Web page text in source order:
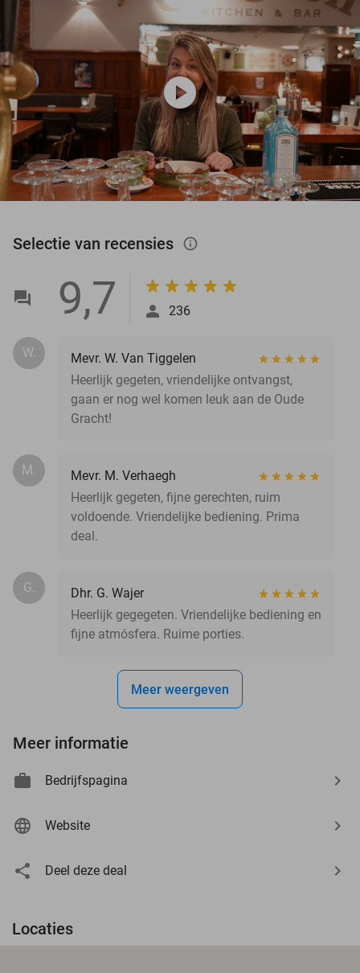
play_circle
Selectie van recensies info_outlined
9,7 236
W.
Mevr. W. Van Tiggelen
Heerlijk gegeten, vriendelijke ontvangst,
gaan er nog wel komen leuk aan de Oude
Gracht!
M.
Mevr. M. Verhaegh
Heerlijk gegeten, fijne gerechten, ruim
voldoende. Vriendelijke bediening. Prima
deal.
G.
Dhr. G. Wajer
Heerlijk gegegeten. Vriendelijke bediening en
fijne atmósfera. Ruime porties.
Meer weergeven
Meer informatie
Bedrijfspagina
Website
Deel deze deal
Locaties